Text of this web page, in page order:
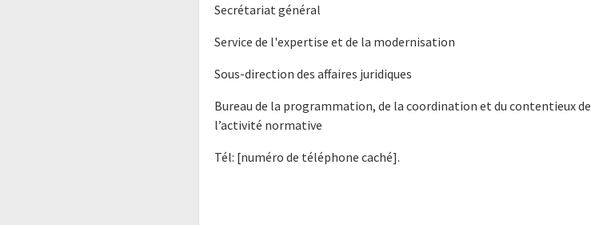
Secrétariat général
Service de l'expertise et de la modernisation
Sous-direction des affaires juridiques
Bureau de la programmation, de la coordination et du contentieux de
l’activité normative
Tél: [numéro de téléphone caché].